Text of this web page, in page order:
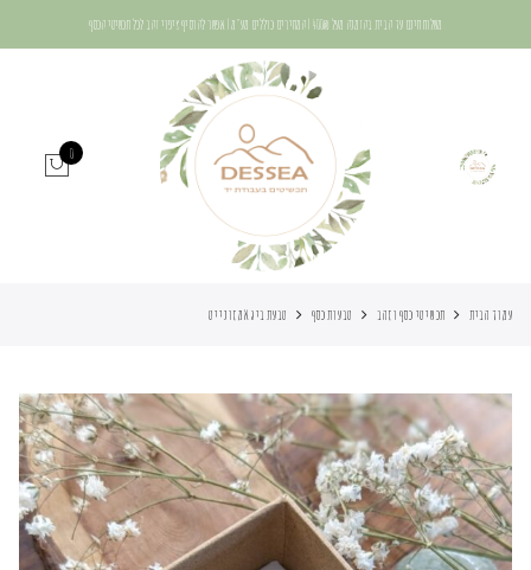
משלוח חינם עד הבית בהזמנה מעל 400₪ | המחירים כוללים מע"מ | אפשר להוסיף ציפוי זהב לכל תכשיטי הכסף
0
עמוד הבית תכשיטי כסף וזהב טבעות כסף טבעת ביג אמזונייט